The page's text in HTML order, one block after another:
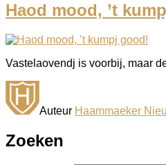
Haod mood, ’t
Vastelaovendj is voorbij, maar
Auteur Haammaeker
Zoeken